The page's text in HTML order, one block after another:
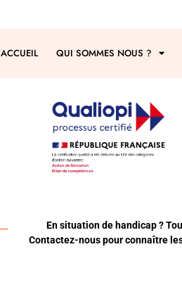
ACCUEIL QUI SOMMES NOUS ?
En situation de handicap ?
Contactez-nous pour connaître